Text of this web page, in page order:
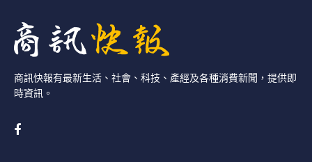
商訊快報有最新生活、社會、科技、產經及各種消費新聞，提供即
時資訊。